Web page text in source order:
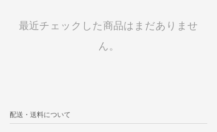
最近チェックした商品はまだありませ
ん。
配送・送料について